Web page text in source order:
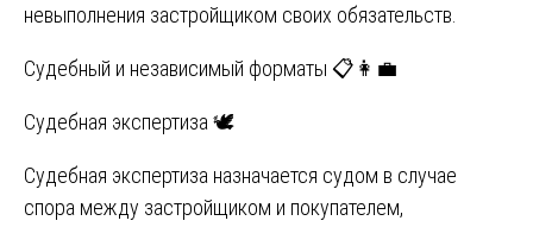
невыполнения застройщиком своих обязательств.
Судебный и независимый форматы 📋👩‍💼
Судебная экспертиза 🕊️
Судебная экспертиза назначается судом в случае
спора между застройщиком и покупателем,